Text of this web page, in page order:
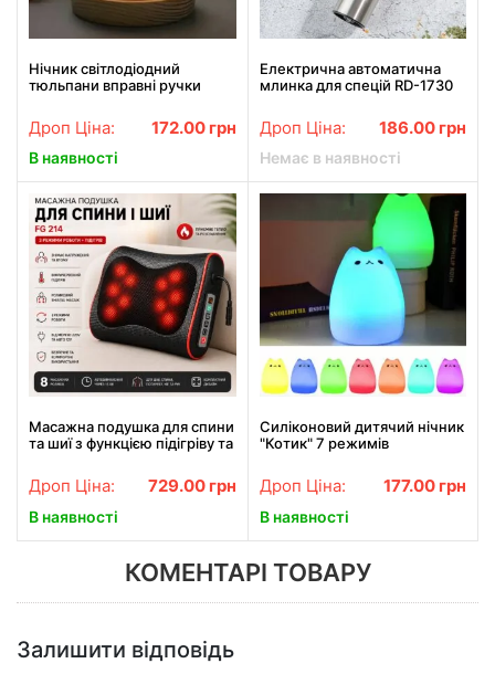
Нічник світлодіодний
тюльпани вправні ручки
Лампа-тюльпан DIY Нічник-
тюльпан
Дроп Ціна: 172.00 грн
В наявності
Електрична автоматична
млинка для спецій RD-1730
Дроп Ціна: 186.00 грн
Немає в наявності
Масажна подушка для спини
та шиї з функцією підігріву та
Дроп Ціна: 729.00 грн
В наявності
Силіконовий дитячий нічник
"Котик" 7 режимів
Дроп Ціна: 177.00 грн
В наявності
КОМЕНТАРІ ТОВАРУ
Залишити відповідь